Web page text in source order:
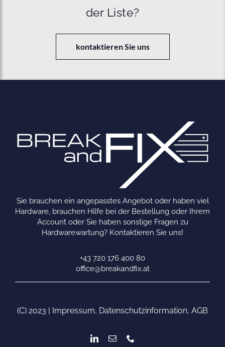
der Liste?
kontaktieren Sie uns
Sie brauchen ein angepasstes Angebot oder haben viel
Hardware, brauchen Hilfe bei der Bestellung oder Ihrem
Account oder Sie haben sonstige Fragen zu
Hardwarewartung? Kontaktieren Sie uns!
+43 720 176 400 80
office@breakandfix.at
(C) 2023 | Impressum, Datenschutzinformation, AGB